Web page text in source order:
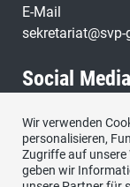
E-Mail
sekretariat@svp-
Social Media
Besuchen Sie
Wir verwenden
personalisieren,
Zugriffe auf unsere
geben wir